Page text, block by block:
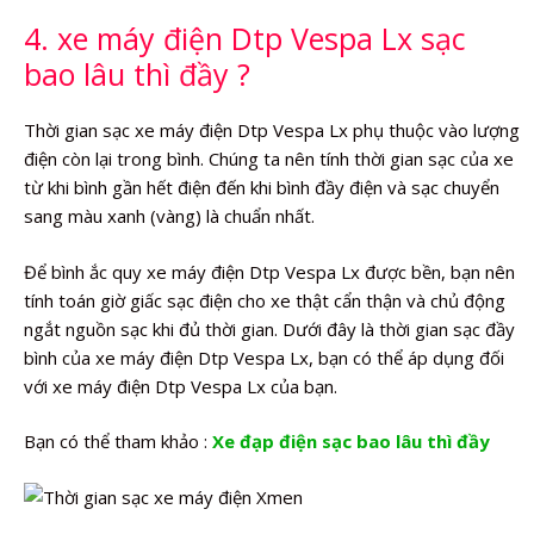
4. xe máy điện Dtp Vespa Lx sạc
bao lâu thì đầy ?
Thời gian sạc xe máy điện Dtp Vespa Lx phụ thuộc vào lượng
điện còn lại trong bình. Chúng ta nên tính thời gian sạc của xe
từ khi bình gần hết điện đến khi bình đầy điện và sạc chuyển
sang màu xanh (vàng) là chuẩn nhất.
Để bình ắc quy xe máy điện Dtp Vespa Lx được bền, bạn nên
tính toán giờ giấc sạc điện cho xe thật cẩn thận và chủ động
ngắt nguồn sạc khi đủ thời gian. Dưới đây là thời gian sạc đầy
bình của xe máy điện Dtp Vespa Lx, bạn có thể áp dụng đối
với xe máy điện Dtp Vespa Lx của bạn.
Bạn có thể tham khảo : Xe đạp điện sạc bao lâu thì đầy